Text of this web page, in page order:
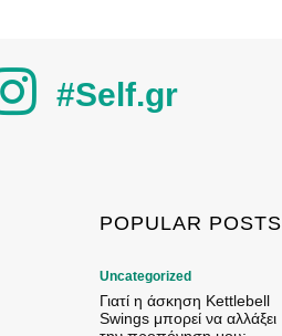
#Self.gr
POPULAR POSTS
Uncategorized
Γιατί η άσκηση Kettlebell
Swings μπορεί να αλλάξει